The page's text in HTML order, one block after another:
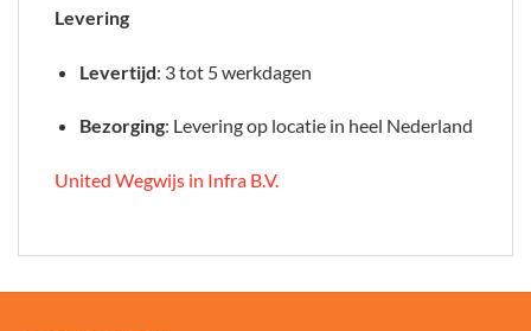
Levering
Levertijd: 3 tot 5 werkdagen
Bezorging: Levering op locatie in heel Nederland
United Wegwijs in Infra B.V.